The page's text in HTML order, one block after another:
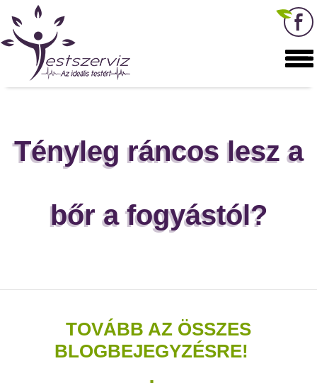
Tényleg ráncos lesz a
bőr a fogyástól?
TOVÁBB AZ ÖSSZES
BLOGBEJEGYZÉSRE!